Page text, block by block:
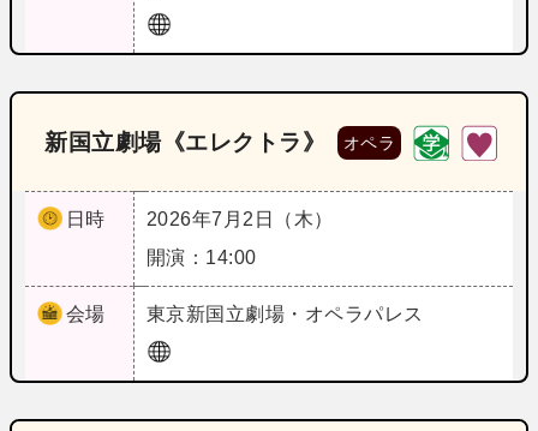
新国立劇場《エレクトラ》 オペラ
日時
2026年7月2日（木）
開演：14:00
会場 東京新国立劇場・オペラパレス